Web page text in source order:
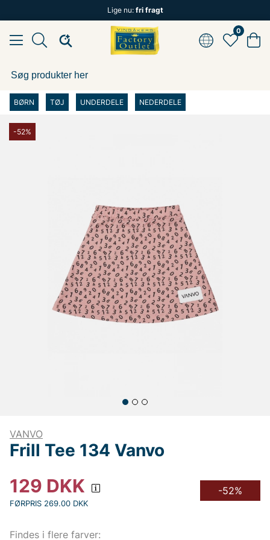
Lige nu: fri fragt
0
BØRN TØJ UNDERDELE NEDERDELE
-52%
VANVO
Frill Tee 134 Vanvo
129 DKK
FØRPRIS 269.00 DKK
-52%
Findes i flere farver: